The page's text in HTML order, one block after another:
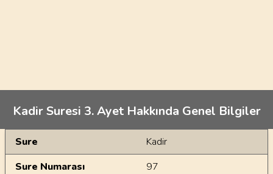
Kadir Suresi 3. Ayet Hakkında Genel Bilgiler
Genel Bilgiler
Sure
Kadir
Sure Numarası
97